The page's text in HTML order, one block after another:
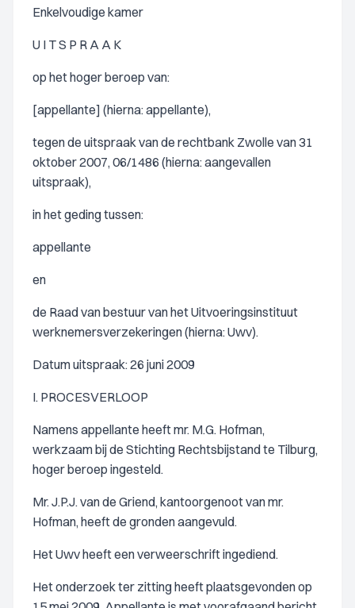
Enkelvoudige kamer
U I T S P R A A K
op het hoger beroep van:
[appellante] (hierna: appellante),
tegen de uitspraak van de rechtbank Zwolle van 31
oktober 2007, 06/1486 (hierna: aangevallen
uitspraak),
in het geding tussen:
appellante
en
de Raad van bestuur van het Uitvoeringsinstituut
werknemersverzekeringen (hierna: Uwv).
Datum uitspraak: 26 juni 2009
I. PROCESVERLOOP
Namens appellante heeft mr. M.G. Hofman,
werkzaam bij de Stichting Rechtsbijstand te Tilburg,
hoger beroep ingesteld.
Mr. J.P.J. van de Griend, kantoorgenoot van mr.
Hofman, heeft de gronden aangevuld.
Het Uwv heeft een verweerschrift ingediend.
Het onderzoek ter zitting heeft plaatsgevonden op